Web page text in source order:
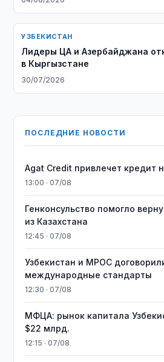
УЗБЕКИСТАН
Лидеры ЦА и Азербайджана
в Кыргызстане
30/07/2026
ПОСЛЕДНИЕ НОВОСТИ
Agat Credit привлечет кредит
13:00 · 07/08
Генконсульство помогло
из Казахстана
12:45 · 07/08
Узбекистан и MPOC
международные стандарты
12:30 · 07/08
МФЦА: рынок капитала
$22 млрд.
12:15 · 07/08